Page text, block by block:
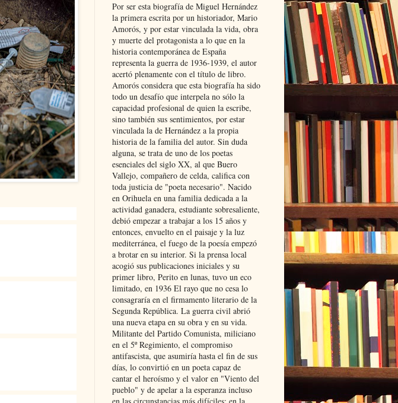
Por ser esta biografía de Miguel Hernández
la primera escrita por un historiador, Mario
Amorós, y por estar vinculada la vida, obra
y muerte del protagonista a lo que en la
historia contemporánea de España
representa la guerra de 1936-1939, el autor
acertó plenamente con el título de libro.
Amorós considera que esta biografía ha sido
todo un desafío que interpela no sólo la
capacidad profesional de quien la escribe,
sino también sus sentimientos, por estar
vinculada la de Hernández a la propia
historia de la familia del autor. Sin duda
alguna, se trata de uno de los poetas
esenciales del siglo XX, al que Buero
Vallejo, compañero de celda, califica con
toda justicia de "poeta necesario". Nacido
en Orihuela en una familia dedicada a la
actividad ganadera, estudiante sobresaliente,
debió empezar a trabajar a los 15 años y
entonces, envuelto en el paisaje y la luz
mediterránea, el fuego de la poesía empezó
a brotar en su interior. Si la prensa local
acogió sus publicaciones iniciales y su
primer libro, Perito en lunas, tuvo un eco
limitado, en 1936 El rayo que no cesa lo
consagraría en el firmamento literario de la
Segunda República. La guerra civil abrió
una nueva etapa en su obra y en su vida.
Militante del Partido Comunista, miliciano
en el 5º Regimiento, el compromiso
antifascista, que asumiría hasta el fin de sus
días, lo convirtió en un poeta capaz de
cantar el heroísmo y el valor en "Viento del
pueblo" y de apelar a la esperanza incluso